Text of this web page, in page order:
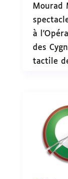
Mourad
à
des
tactile